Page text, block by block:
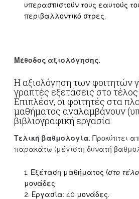
υπερασπιστούν τους εαυτούς
περιβαλλοντικό στρες.
Μέθοδος αξιολόγησης:
Η αξιολόγηση των φοιτητών
γραπτές εξετάσεις στο
Επιπλέον, οι φοιτητές στα
μαθήματος αναλαμβάνουν
βιβλιογραφική εργασία.
Τελική βαθμολογία: Προκύπτει
παρακάτω (μέγιστη δυνατή
Εξέταση μαθήματος (στο
μονάδες
Eργασία: 40 μονάδες.